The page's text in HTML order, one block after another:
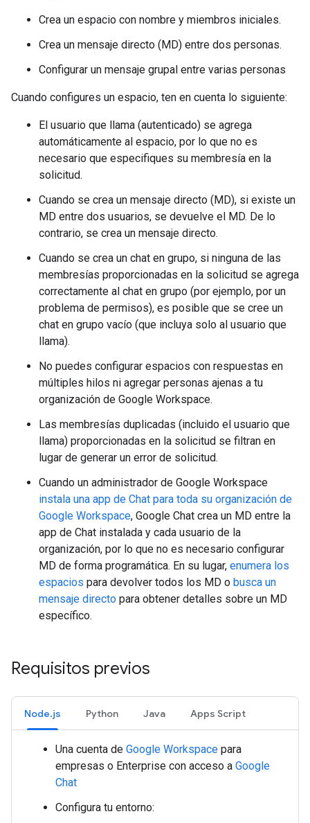
Crea un espacio con nombre y miembros iniciales.
Crea un mensaje directo (MD) entre dos personas.
Configurar un mensaje grupal entre varias personas
Cuando configures un espacio, ten en cuenta lo siguiente:
El usuario que llama (autenticado) se agrega
automáticamente al espacio, por lo que no es
necesario que especifiques su membresía en la
solicitud.
Cuando se crea un mensaje directo (MD), si existe un
MD entre dos usuarios, se devuelve el MD. De lo
contrario, se crea un mensaje directo.
Cuando se crea un chat en grupo, si ninguna de las
membresías proporcionadas en la solicitud se agrega
correctamente al chat en grupo (por ejemplo, por un
problema de permisos), es posible que se cree un
chat en grupo vacío (que incluya solo al usuario que
llama).
No puedes configurar espacios con respuestas en
múltiples hilos ni agregar personas ajenas a tu
organización de Google Workspace.
Las membresías duplicadas (incluido el usuario que
llama) proporcionadas en la solicitud se filtran en
lugar de generar un error de solicitud.
Cuando un administrador de Google Workspace
instala una app de Chat para toda su organización de
Google Workspace, Google Chat crea un MD entre la
app de Chat instalada y cada usuario de la
organización, por lo que no es necesario configurar
MD de forma programática. En su lugar, enumera los
espacios para devolver todos los MD o busca un
mensaje directo para obtener detalles sobre un MD
específico.
Requisitos previos
Node.js Python Java Apps Script
Una cuenta de Google Workspace para
empresas o Enterprise con acceso a Google
Chat
Configura tu entorno: